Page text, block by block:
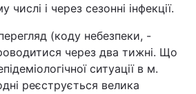
числі і через сезонні інфекції.
(коду небезпеки, -
через два тижні. Що
ситуації в м.
реєструється велика